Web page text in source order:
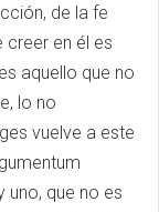
de la fe
creer en él es
aquello que no
lo no
vuelve a este
uno, que no es